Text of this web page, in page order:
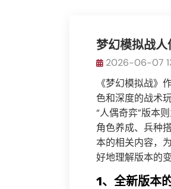
梦幻模拟战
2026-06-07
《梦幻模拟战》
色和深度的战术
“人偶奇弈”版本
角色养成、兵种
本的相关内容，
好地理解版本的
1、全新版本